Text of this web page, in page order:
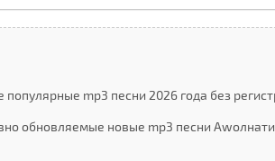
mp3 песни 2026 года без
обновляемые новые mp3 песни